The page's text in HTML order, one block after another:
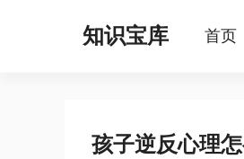
知识宝库 首页
孩子逆反心理